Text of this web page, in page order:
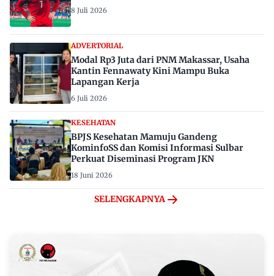
8 Juli 2026
ADVERTORIAL
Modal Rp3 Juta dari PNM Makassar, Usaha
Kantin Fennawaty Kini Mampu Buka
Lapangan Kerja
6 Juli 2026
KESEHATAN
BPJS Kesehatan Mamuju Gandeng
KominfoSS dan Komisi Informasi Sulbar
Perkuat Diseminasi Program JKN
18 Juni 2026
SELENGKAPNYA